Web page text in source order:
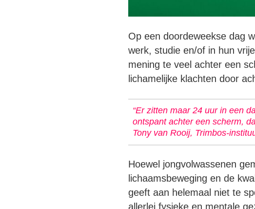
Op een doordeweekse dag
werk, studie en/of in hun
mening te veel achter een
lichamelijke klachten door
“Er zitten maar 24 uur in een
ontspant achter een scherm,
Tony van Rooij, Trimbos-
Hoewel jongvolwassenen
lichaamsbeweging en de
geeft aan helemaal niet te
allerlei fysieke en mentale